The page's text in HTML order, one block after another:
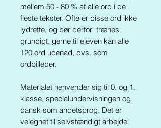
mellem 50 - 80 % af alle ord i de
fleste tekster. Ofte er disse ord ikke
lydrette, og bør derfor trænes
grundigt, gerne til eleven kan alle
120 ord udenad, dvs. som
ordbilleder.
Materialet henvender sig til 0. og 1.
klasse, specialundervisningen og
dansk som andetsprog. Det er
velegnet til selvstændigt arbejde